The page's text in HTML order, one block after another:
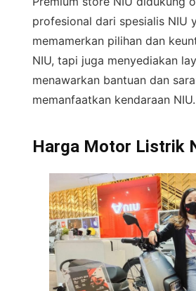
profesional dari spesialis NIU
memamerkan pilihan dan
NIU, tapi juga menyediakan
menawarkan bantuan dan
memanfaatkan kendaraan NIU.
Harga Motor Listrik